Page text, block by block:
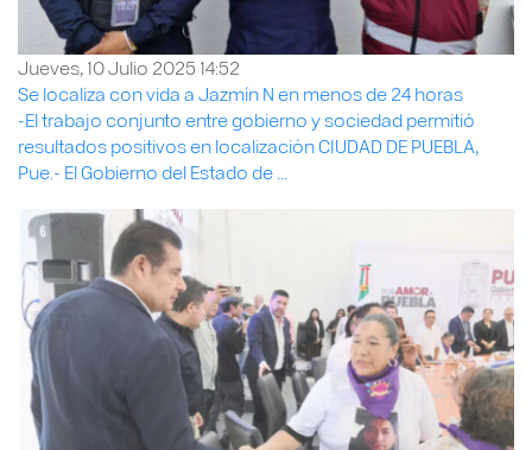
Jueves, 10 Julio 2025 14:52
Se localiza con vida a Jazmín N en menos de 24 horas
-El trabajo conjunto entre gobierno y sociedad permitió
resultados positivos en localización CIUDAD DE PUEBLA,
Pue.- El Gobierno del Estado de ...